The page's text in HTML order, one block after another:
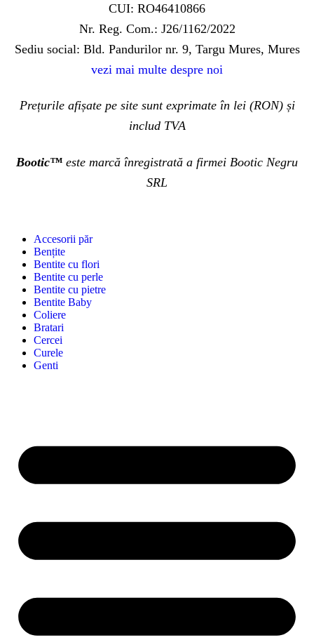
CUI: RO46410866
Nr. Reg. Com.: J26/1162/2022
Sediu social: Bld. Pandurilor nr. 9, Targu Mures, Mures
vezi mai multe despre noi
Prețurile afișate pe site sunt exprimate în lei (RON) și
includ TVA
Bootic™ este marcă înregistrată a firmei Bootic Negru
SRL
Accesorii păr
Bențite
Bentite cu flori
Bentite cu perle
Bentite cu pietre
Bentite Baby
Coliere
Bratari
Cercei
Curele
Genti